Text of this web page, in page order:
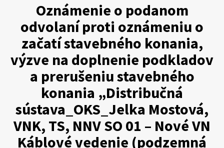
Oznámenie o podanom
odvolaní proti oznámeniu o
začatí stavebného konania,
výzve na doplnenie podkladov
a prerušeniu stavebného
konania „Distribučná
sústava_OKS_Jelka Mostová,
VNK, TS, NNV SO 01 – Nové VN
Káblové vedenie (podzemná